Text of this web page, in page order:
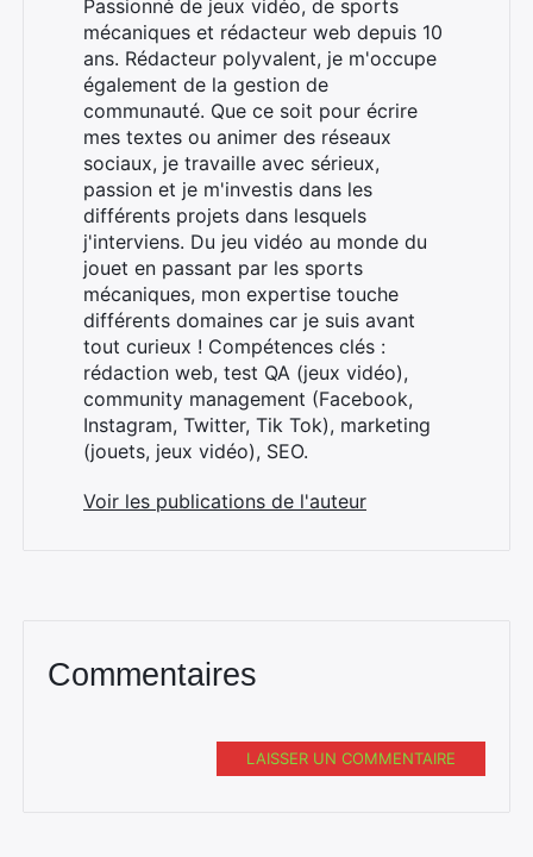
Passionné de jeux vidéo, de sports
mécaniques et rédacteur web depuis 10
ans. Rédacteur polyvalent, je m'occupe
également de la gestion de
communauté. Que ce soit pour écrire
mes textes ou animer des réseaux
sociaux, je travaille avec sérieux,
passion et je m'investis dans les
différents projets dans lesquels
j'interviens. Du jeu vidéo au monde du
jouet en passant par les sports
mécaniques, mon expertise touche
différents domaines car je suis avant
tout curieux ! Compétences clés :
rédaction web, test QA (jeux vidéo),
community management (Facebook,
Instagram, Twitter, Tik Tok), marketing
(jouets, jeux vidéo), SEO.
Voir les publications de l'auteur
Commentaires
LAISSER UN COMMENTAIRE